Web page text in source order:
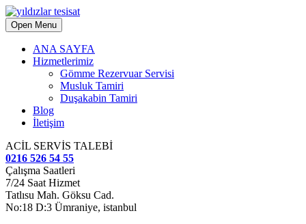
Open Menu
ANA SAYFA
Hizmetlerimiz
Gömme Rezervuar Servisi
Musluk Tamiri
Duşakabin Tamiri
Blog
İletişim
ACİL SERVİS TALEBİ
0216 526 54 55
Çalışma Saatleri
7/24 Saat Hizmet
Tatlısu Mah. Göksu Cad.
No:18 D:3 Ümraniye, istanbul